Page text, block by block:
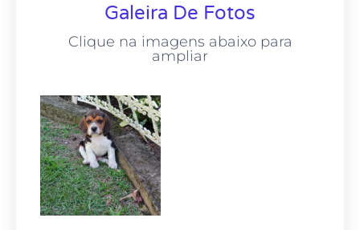
Galeira De Fotos
Clique na imagens abaixo para
ampliar